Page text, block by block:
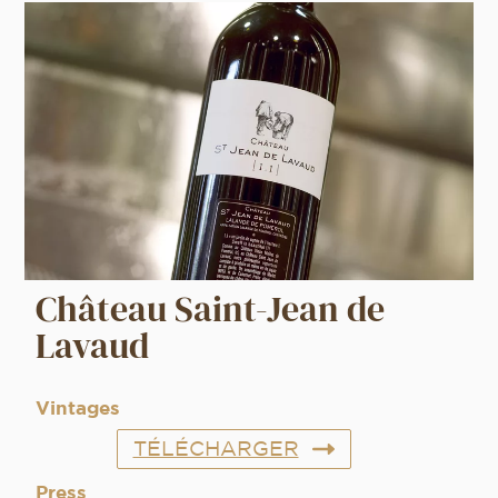
Château Saint-Jean de
Lavaud
Vintages
TÉLÉCHARGER
Press